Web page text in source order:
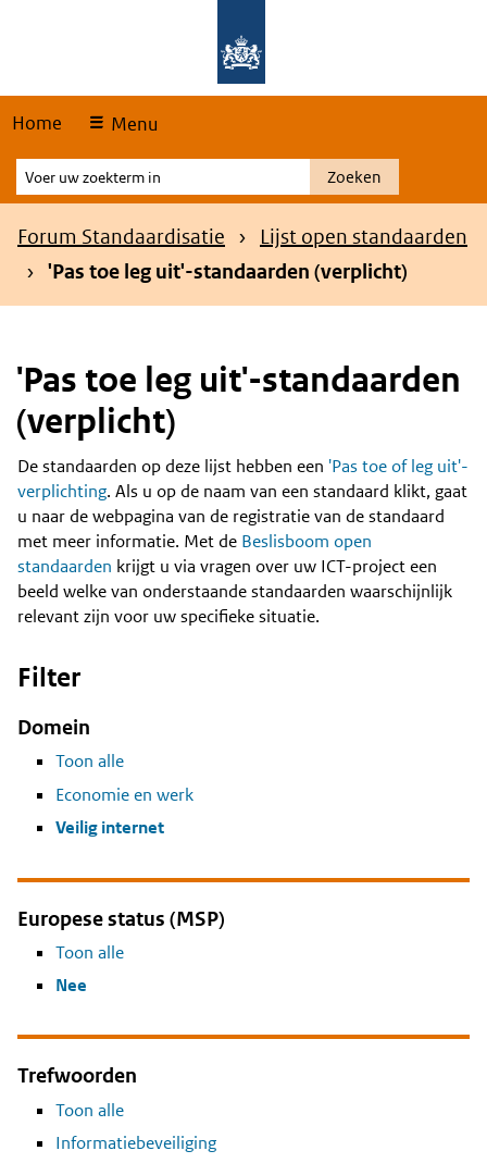
Home Menu
Voer
uw
zoekterm
Zoeken
Kruimelpad
Forum Standaardisatie
Lijst open standaarden
'Pas toe leg uit'-standaarden (verplicht)
'Pas toe leg uit'-standaarden
(verplicht)
Content
De standaarden op deze lijst hebben een 'Pas toe of leg uit'-
verplichting. Als u op de naam van een standaard klikt, gaat
u naar de webpagina van de registratie van de standaard
met meer informatie. Met de Beslisboom open
standaarden krijgt u via vragen over uw ICT-project een
beeld welke van onderstaande standaarden waarschijnlijk
relevant zijn voor uw specifieke situatie.
Filter
Domein
Toon alle
Economie en werk
Veilig internet
Europese status (MSP)
Toon alle
Nee
Trefwoorden
Toon alle
Informatiebeveiliging